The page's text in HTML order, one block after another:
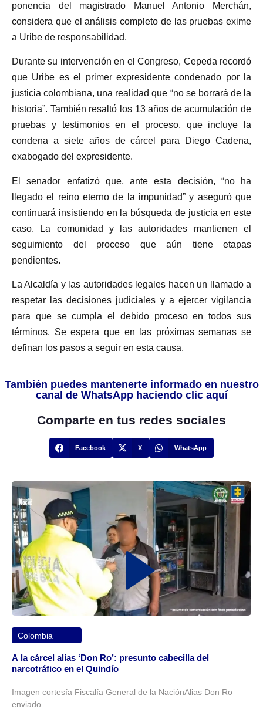
ponencia del magistrado Manuel Antonio Merchán,
considera que el análisis completo de las pruebas exime
a Uribe de responsabilidad.
Durante su intervención en el Congreso, Cepeda recordó
que Uribe es el primer expresidente condenado por la
justicia colombiana, una realidad que “no se borrará de la
historia”. También resaltó los 13 años de acumulación de
pruebas y testimonios en el proceso, que incluye la
condena a siete años de cárcel para Diego Cadena,
exabogado del expresidente.
El senador enfatizó que, ante esta decisión, “no ha
llegado el reino eterno de la impunidad” y aseguró que
continuará insistiendo en la búsqueda de justicia en este
caso. La comunidad y las autoridades mantienen el
seguimiento del proceso que aún tiene etapas
pendientes.
La Alcaldía y las autoridades legales hacen un llamado a
respetar las decisiones judiciales y a ejercer vigilancia
para que se cumpla el debido proceso en todos sus
términos. Se espera que en las próximas semanas se
definan los pasos a seguir en esta causa.
También puedes mantenerte informado en nuestro
canal de WhatsApp haciendo clic aquí
Comparte en tus redes sociales
Facebook X WhatsApp
Colombia
A la cárcel alias ‘Don Ro’: presunto cabecilla del
narcotráfico en el Quindío
Imagen cortesía Fiscalía General de la NaciónAlias Don Ro
enviado